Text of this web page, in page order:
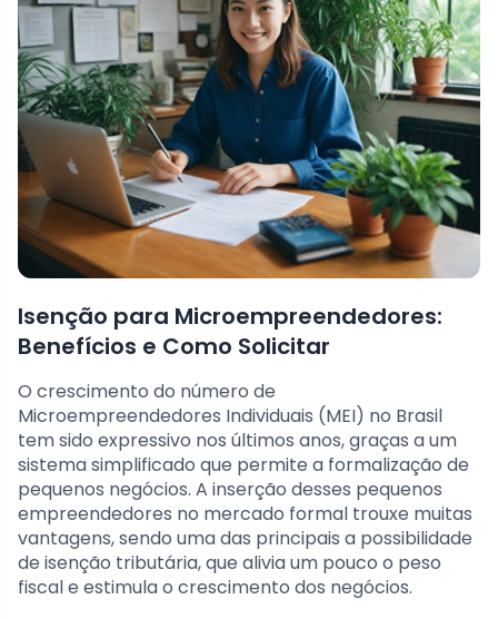
Isenção para Microempreendedores:
Benefícios e Como Solicitar
O crescimento do número de
Microempreendedores Individuais (MEI) no Brasil
tem sido expressivo nos últimos anos, graças a um
sistema simplificado que permite a formalização de
pequenos negócios. A inserção desses pequenos
empreendedores no mercado formal trouxe muitas
vantagens, sendo uma das principais a possibilidade
de isenção tributária, que alivia um pouco o peso
fiscal e estimula o crescimento dos negócios.